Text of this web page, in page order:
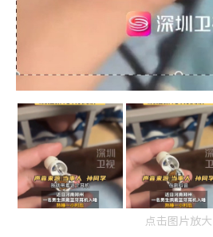
点击图片放大